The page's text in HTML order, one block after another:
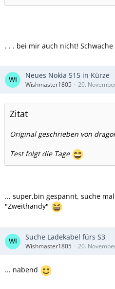
. . . bei mir auch nicht! Schwache
Neues Nokia 515 in Kürze
Wishmaster1805 20.
Zitat
Original geschrieben von
Test folgt die Tage
... super,bin gespannt, suche
"Zweithandy"
Suche Ladekabel fürs S3
Wishmaster1805 20.
... nabend